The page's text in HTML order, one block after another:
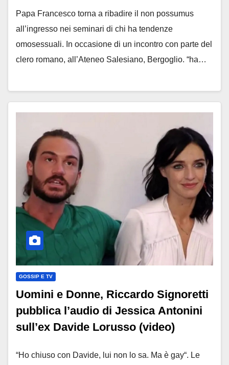
Papa Francesco torna a ribadire il non possumus
all’ingresso nei seminari di chi ha tendenze
omosessuali. In occasione di un incontro con parte del
clero romano, all’Ateneo Salesiano, Bergoglio. “ha…
GOSSIP E TV
Uomini e Donne, Riccardo Signoretti
pubblica l’audio di Jessica Antonini
sull’ex Davide Lorusso (video)
“Ho chiuso con Davide, lui non lo sa. Ma è gay“. Le